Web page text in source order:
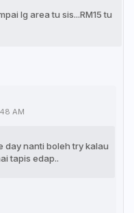
lg area tu sis...RM15 tu
AM
day nanti boleh try kalau
tapis edap..